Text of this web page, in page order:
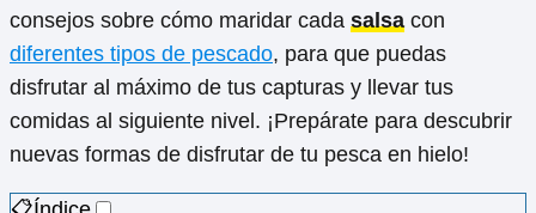
consejos sobre cómo maridar cada salsa con
diferentes tipos de pescado, para que puedas
disfrutar al máximo de tus capturas y llevar tus
comidas al siguiente nivel. ¡Prepárate para descubrir
nuevas formas de disfrutar de tu pesca en hielo!